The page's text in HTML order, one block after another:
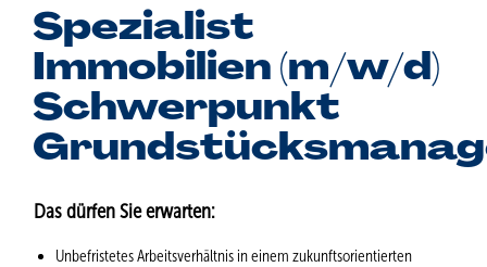
Spezialist
Immobilien (m/w/d)
Schwerpunkt
Das dürfen Sie erwarten:
Unbefristetes Arbeitsverhältnis in einem zukunftsorientierten